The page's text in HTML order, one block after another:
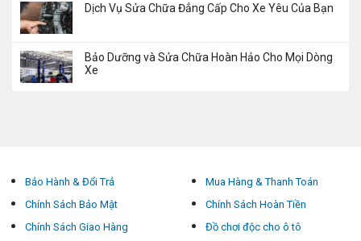
Dịch Vụ Sửa Chữa Đẳng Cấp Cho Xe Yêu Của Bạn
Bảo Dưỡng và Sửa Chữa Hoàn Hảo Cho Mọi Dòng
Xe
Bảo Hành & Đổi Trả
Chính Sách Bảo Mật
Chính Sách Giao Hàng
Mua Hàng & Thanh Toán
Chính Sách Hoàn Tiền
Đồ chơi độc cho ô tô